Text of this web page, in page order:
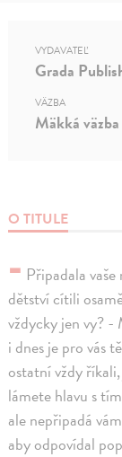
O TITULE
- Připadala
dětství cítili
vždycky jen vy?
i dnes je pro vás
ostatní vždy
lámete hlavu s
ale nepřipadá
aby odpovídal
VYDAVATEĽ
Grada
VÄZBA
Mäkká